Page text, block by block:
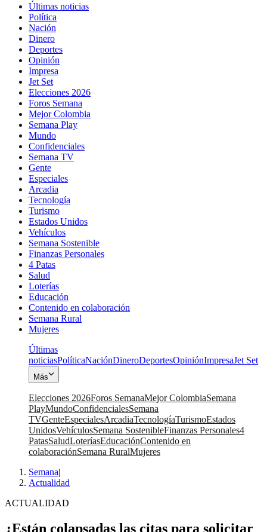
Últimas noticias
Política
Nación
Dinero
Deportes
Opinión
Impresa
Jet Set
Elecciones 2026
Foros Semana
Mejor Colombia
Semana Play
Mundo
Confidenciales
Semana TV
Gente
Especiales
Arcadia
Tecnología
Turismo
Estados Unidos
Vehículos
Semana Sostenible
Finanzas Personales
4 Patas
Salud
Loterías
Educación
Contenido en colaboración
Semana Rural
Mujeres
Últimas
noticiasPolíticaNaciónDineroDeportesOpiniónImpresaJet Set
Más
Elecciones 2026Foros SemanaMejor ColombiaSemana
PlayMundoConfidencialesSemana
TVGenteEspecialesArcadiaTecnologíaTurismoEstados
UnidosVehículosSemana SostenibleFinanzas Personales4
PatasSaludLoteríasEducaciónContenido en
colaboraciónSemana RuralMujeres
Semana|
Actualidad
ACTUALIDAD
¿Están colapsadas las citas para solicitar